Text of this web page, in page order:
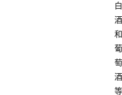
白
酒
和
葡
萄
酒
等